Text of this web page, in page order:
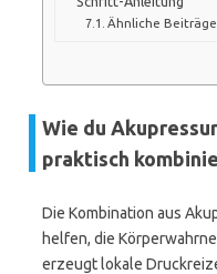
Ähnliche
Wie du
praktisch
Die Kombination aus
helfen, die
erzeugt lokale